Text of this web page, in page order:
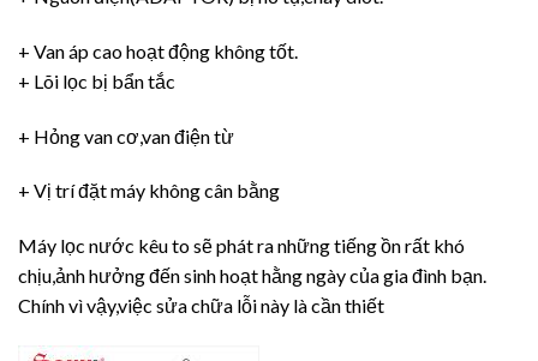
+ Van áp cao hoạt động không tốt.
+ Lõi lọc bị bẩn tắc
+ Hỏng van cơ,van điện từ
+ Vị trí đặt máy không cân bằng
Máy lọc nước kêu to sẽ phát ra những tiếng ồn rất khó
chịu,ảnh hưởng đến sinh hoạt hằng ngày của gia đình bạn.
Chính vì vậy,việc sửa chữa lỗi này là cần thiết